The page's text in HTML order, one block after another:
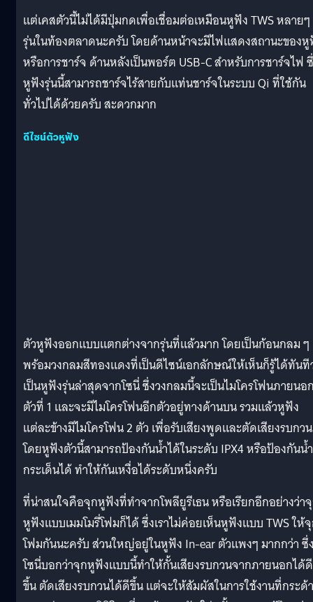
แต่เคสตัวนี้ไม่ได้มีปุ่มกดเพื่อเชื่อมต่อเหมือนหูฟัง TWS หลายๆ
รุ่นในท้องตลาดนะครับ โดยด้านหน้าจะมีไฟแสดงสถานะของ
หรือการชาร์จ ด้านหลังเป็นพอร์ต USB-C สำหรับการชาร์จไฟ
หูฟังรุ่นนี้สามารถชาร์จไร้สายกับแท่นชาร์จในระบบ Qi ที่ใช้กัน
ทั่วไปได้ด้วยครับ สะดวกมาก
ดีไซน์ตัวหูฟัง
ตัวหูฟังออกแบบแตกต่างจากรุ่นที่แล้วมาก โดยเป็นก้อนกลม ๆ
พร้อมวงกลมสีทองแดงที่เป็นดีไซน์เอกลักษณ์ให้เห็นก็รู้ได้ทันที
เป็นหูฟังรุ่นล่าสุดจากโซนี่ ซึ่งวงกลมนี้จะเป็นไมโครโฟนภายนอ
ตัวที่ 1 และจะมีไมโครโฟนอีกตัวอยู่ทางด้านบน รวมแล้วหูฟัง
แต่ละข้างมีไมโครโฟน 2 ตัว เพื่อรับเสียงพูดและตัดเสียงรบกวน
โดยหูฟังตัวนี้สามารถป้องกันน้ำได้ในระดับ IPX4 หรือป้องกันน้ำ
กระเด็นได้ ทำให้กันเหงื่อได้ระดับหนึ่งครับ
ที่น่าสนใจคือจุกหูฟังที่ทำจากโพลียูรีเธน หรือเรียกอีกอย่างว่า
หูฟังแบบเมมโมรี่โฟมก็ได้ ซึ่งเราไม่ค่อยเห็นหูฟังแบบ TWS ให้
โฟมกันนะครับ ส่วนใหญ่อยู่ในหูฟัง In-ear ตัวแพงๆ มากกว่า ซึ่
โซนี่บอกว่าจุกหูฟังแบบนี้ทำให้กั้นเสียงรบกวนจากภายนอกได้ดี
ขึ้น ตัดเสียงรบกวนได้ดีขึ้น แต่จะให้สัมผัสในการใช้งานที่กระด้